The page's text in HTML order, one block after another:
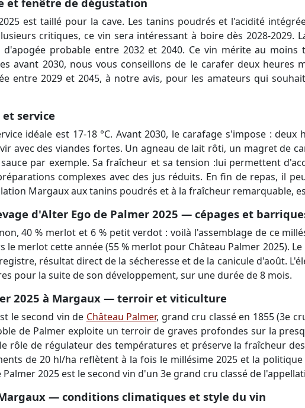
est taillé pour la cave. Les tanins poudrés et l'acidité
critiques, ce vin sera intéressant à boire dès 2028-
d'apogée probable entre 2032 et 2040. Ce vin mérite au
avant 2030, nous vous conseillons de le carafer deux
entre 2029 et 2045, à notre avis, pour les amateurs qui
service
idéale est 17-18 °C. Avant 2030, le carafage s'impose :
avec des viandes fortes. Un agneau de lait rôti, un magret de
par exemple. Sa fraîcheur et sa tension :lui permettent
complexes avec des jus réduits. En fin de repas, il
Margaux aux tanins poudrés et à la fraîcheur remarquable,
d'Alter Ego de Palmer 2025 — cépages et
40 % merlot et 6 % petit verdot : voilà l'assemblage de ce
le merlot cette année (55 % merlot pour Château Palmer 2025).
résultat direct de la sécheresse et de la canicule d'août.
pour la suite de son développement, sur une durée de 8 mois.
2025 à Margaux — terroir et viticulture
le second vin de Château Palmer, grand cru classé en 1855 (3e
de Palmer exploite un terroir de graves profondes sur la
rôle de régulateur des températures et préserve la fraîcheur
de 20 hl/ha reflètent à la fois le millésime 2025 et la
2025 est le second vin d'un 3e grand cru classé de
— conditions climatiques et style du vin